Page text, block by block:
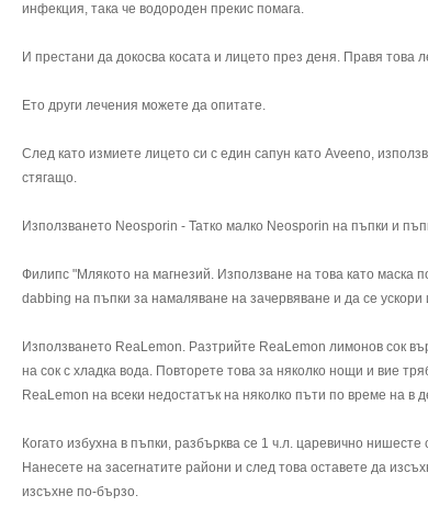
инфекция, така че водороден прекис помага.
И престани да докосва косата и лицето през деня. Правя това
Ето други лечения можете да опитате.
След като измиете лицето си с един сапун като Aveeno,
стягащо.
Използването Neosporin - Татко малко Neosporin на пъпки и
Филипс "Млякото на магнезий. Използване на това като маска
dabbing на пъпки за намаляване на зачервяване и да се ускори
Използването ReaLemon. Разтрийте ReaLemon лимонов сок
на сок с хладка вода. Повторете това за няколко нощи и вие
ReaLemon на всеки недостатък на няколко пъти по време на в
Когато избухна в пъпки, разбърква се 1 ч.л. царевично
Нанесете на засегнатите райони и след това оставете да
изсъхне по-бързо.